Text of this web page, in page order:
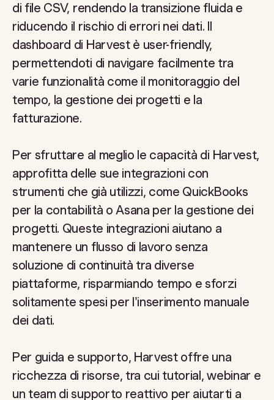
di file CSV, rendendo la transizione fluida e
riducendo il rischio di errori nei dati. Il
dashboard di Harvest è user-friendly,
permettendoti di navigare facilmente tra
varie funzionalità come il monitoraggio del
tempo, la gestione dei progetti e la
fatturazione.
Per sfruttare al meglio le capacità di Harvest,
approfitta delle sue integrazioni con
strumenti che già utilizzi, come QuickBooks
per la contabilità o Asana per la gestione dei
progetti. Queste integrazioni aiutano a
mantenere un flusso di lavoro senza
soluzione di continuità tra diverse
piattaforme, risparmiando tempo e sforzi
solitamente spesi per l'inserimento manuale
dei dati.
Per guida e supporto, Harvest offre una
ricchezza di risorse, tra cui tutorial, webinar e
un team di supporto reattivo per aiutarti a